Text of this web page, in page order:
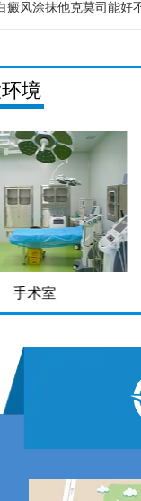
癜风涂抹他克莫司能好
境
手术室